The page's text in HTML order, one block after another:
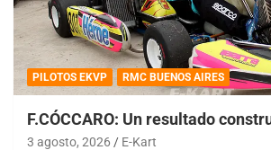
PILOTOS EKVP RMC BUENOS AIRES
F.CÓCCARO: Un resultado
3 agosto, 2026 E-Kart